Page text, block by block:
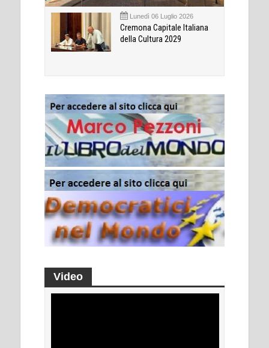
Lunedì 06 Luglio 2026
Cremona Capitale Italiana
della Cultura 2029
Video